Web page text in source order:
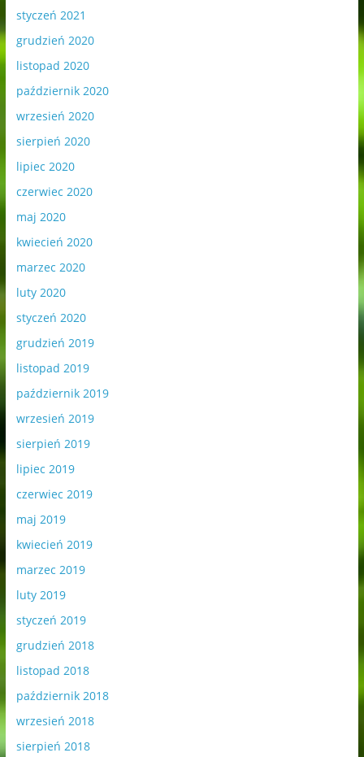
styczeń 2021
grudzień 2020
listopad 2020
październik 2020
wrzesień 2020
sierpień 2020
lipiec 2020
czerwiec 2020
maj 2020
kwiecień 2020
marzec 2020
luty 2020
styczeń 2020
grudzień 2019
listopad 2019
październik 2019
wrzesień 2019
sierpień 2019
lipiec 2019
czerwiec 2019
maj 2019
kwiecień 2019
marzec 2019
luty 2019
styczeń 2019
grudzień 2018
listopad 2018
październik 2018
wrzesień 2018
sierpień 2018